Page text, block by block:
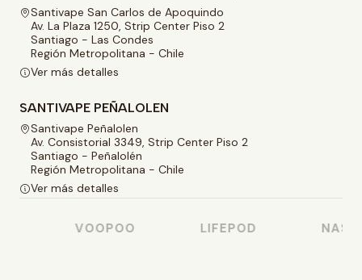
Santivape San Carlos de Apoquindo
Av. La Plaza 1250, Strip Center Piso 2
Santiago - Las Condes
Región Metropolitana - Chile
Ver más detalles
SANTIVAPE PEÑALOLEN
Santivape Peñalolen
Av. Consistorial 3349, Strip Center Piso 2
Santiago - Peñalolén
Región Metropolitana - Chile
Ver más detalles
VOOPOO LIFEPOD NASTY